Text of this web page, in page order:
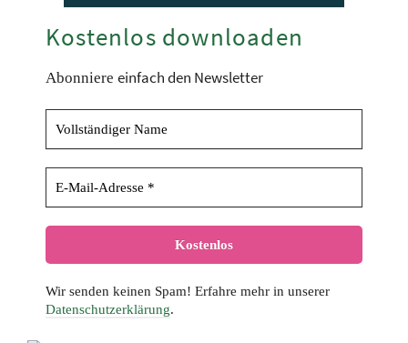
Kostenlos downloaden
Abonniere einfach den Newsletter
Wir senden keinen Spam! Erfahre mehr in unserer
Datenschutzerklärung.